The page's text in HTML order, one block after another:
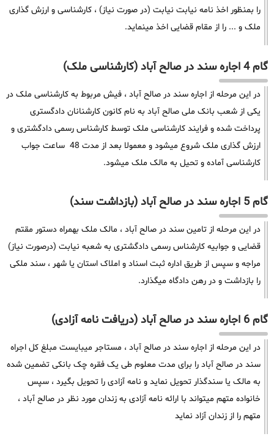
را بمنظور اخذ نامه نیابت نیابت (در صورت نیاز) ، کارشناسی و ارزش گذاری
ملک و ... را از مقام قضایی اخذ مینماید.
گام 4 اجاره سند در صالح آباد (کارشناسی ملک)
در این مرحله از اجاره سند در صالح آباد ، فیش مربوط به کارشناسی ملک در
یکی از شعب بانک ملی صالح آباد به نام کانون کارشنانان دادگستری
پرداخت شده و فرایند کارشناسی ملک توسط کارشناس رسمی دادگشتری و
ارزش گذاری ملک شروع میشود و معمولا بعد از مدت 48 ساعت جواب
کارشناسی آماده و تحیل به مالک ملک میشود.
گام 5 اجاره سند در صالح آباد (بازداشت سند)
در این مرحله از تامین سند در صالح آباد ، مالک ملک بهمراه دستور مقتم
قضایی و جوابیه کارشناس رسمی دادگشتری به شعبه نیابت (درصورت نیاز)
مراجه و سپس از طریق اداره ثبت اسناد و املاک استان یا شهر ، سند ملکی
را بازداشت و در رهن دادگاه میگذارد.
گام 6 اجاره سند در صالح آباد (دریافت نامه آزادی)
در این مرحله از اجاره سند در صالح آباد ، مستاجر میبایست مبلغ کل اجراه
سند در صالح آباد را برای مدت معلوم طی یک فقره چک بانکی تضمین شده
به مالک یا سندگذار تحویل نماید و نامه آزادی را تحویل بگیرد ، سپس
خانواده متهم میتواند با ارائه نامه آزادی به زندان مورد نظر در صالح آباد ،
متهم را از زندان آزاد نماید